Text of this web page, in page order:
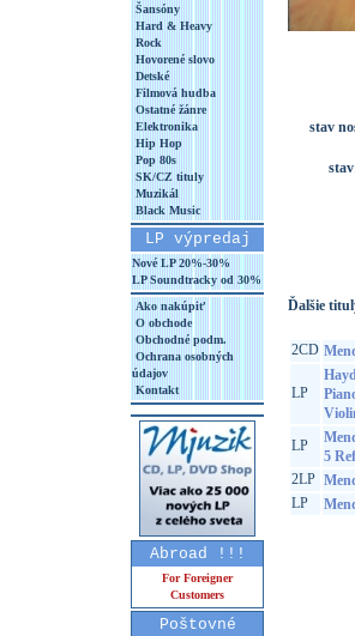
Šansóny
Hard & Heavy
Rock
Hovorené slovo
Detské
Filmová hudba
Ostatné žánre
Elektronika
Hip Hop
Pop 80s
SK/CZ tituly
Muzikál
Black Music
LP výpredaj
Nové LP 20%-30%
LP Soundtracky od 30%
Ako nakúpiť
O obchode
Obchodné podm.
Ochrana osobných
údajov
Kontakt
Abroad !!!
For Foreigner
Customers
Poštovné
stav
Ďalšie
2CD
LP
LP
5
2LP
LP